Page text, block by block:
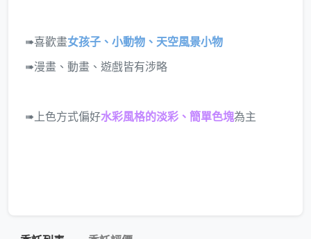
➠喜歡畫女孩子、小動物、天空風景小物
➠漫畫、動畫、遊戲皆有涉略
➠上色方式偏好水彩風格的淡彩、簡單色塊為主